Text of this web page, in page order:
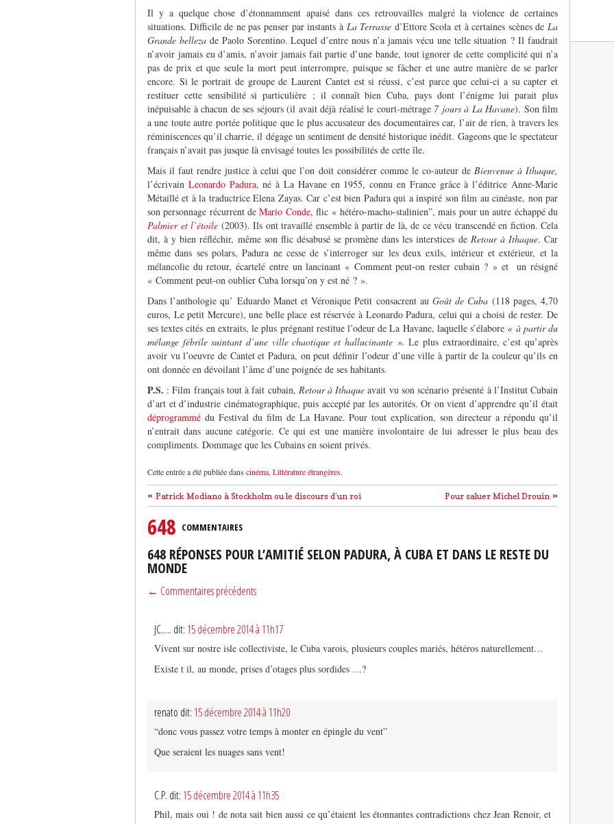
Il y a quelque chose d’étonnamment apaisé dans ces retrouvailles malgré la violence de certaines
situations. Difficile de ne pas penser par instants à La Terrasse d’Ettore Scola et à certaines scènes deLa
Grande bellezade Paolo Sorentino. Lequel d’entre nous n’a jamais vécu une telle situation ? Il faudrait
n’avoir jamais eu d’amis, n’avoir jamais fait partie d’une bande, tout ignorer de cette complicité qui n’a
pas de prix et que seule la mort peut interrompre, puisque se fâcher et une autre manière de se parler
encore. Si le portrait de groupe de Laurent Cantet est si réussi, c’est parce que celui-ci a su capter et
restituer cette sensibilité si particulière ; il connaît bien Cuba, pays dont l’énigme lui parait plus
inépuisable à chacun de ses séjours (il avait déjà réalisé le court-métrage7 jours à La Havane). Son film
a une toute autre portée politique que le plus accusateur des documentaires car, l’air de rien, à travers les
réminiscences qu’il charrie, il dégage un sentiment de densité historique inédit. Gageons que le spectateur
français n’avait pas jusque là envisagé toutes les possibilités de cette île.
Mais il faut rendre justice à celui que l’on doit considérer comme le co-auteur de Bienvenue à Ithaque,
l’écrivain Leonardo Padura, né à La Havane en 1955, connu en France grâce à l’éditrice Anne-Marie
Métaillé et à la traductrice Elena Zayas. Car c’est bien Padura qui a inspiré son film au cinéaste, non par
son personnage récurrent deMario Conde, flic « hétéro-macho-stalinien”, mais pour un autre échappé du
Palmier et l’étoile (2003). Ils ont travaillé ensemble à partir de là, de ce vécu transcendé en fiction. Cela
dit, à y bien réfléchir, même son flic désabusé se promène dans les interstices de Retour à Ithaque. Car
même dans ses polars, Padura ne cesse de s’interroger sur les deux exils, intérieur et extérieur, et la
mélancolie du retour, écartelé entre un lancinant « Comment peut-on rester cubain ? » et un résigné
« Comment peut-on oublier Cuba lorsqu’on y est né ? ».
Dans l’anthologie qu’ Eduardo Manet et Véronique Petit consacrent au Goût de Cuba (118 pages, 4,70
euros, Le petit Mercure), une belle place est réservée à Leonardo Padura, celui qui a choisi de rester. De
ses textes cités en extraits, le plus prégnant restitue l’odeur de La Havane, laquelle s’élabore « à partir du
mélange fébrile suintant d’une ville chaotique et hallucinante ».Le plus extraordinaire, c’est qu’après
avoir vu l’oeuvre de Cantet et Padura, on peut définir l’odeur d’une ville à partir de la couleur qu’ils en
ont donnée en dévoilant l’âme d’une poignée de ses habitants.
P.S. : Film français tout à fait cubain, Retour à Ithaque avait vu son scénario présenté à l’Institut Cubain
d’art et d’industrie cinématographique, puis accepté par les autorités. Or on vient d’apprendre qu’il était
déprogrammé du Festival du film de La Havane. Pour tout explication, son directeur a répondu qu’il
n’entrait dans aucune catégorie. Ce qui est une manière involontaire de lui adresser le plus beau des
compliments. Dommage que les Cubains en soient privés.
Cette entrée a été publiée dans cinéma, Littérature étrangères.
Pour saluer Michel Drouin »
« Patrick Modiano à Stockholm ou le discours d’un roi
648 COMMENTAIRES
648 RÉPONSES POUR L’AMITIÉ SELON PADURA, À CUBA ET DANS LE RESTE DU
MONDE
← Commentaires précédents
JC..... dit: 15 décembre 2014 à 11h17
Vivent sur nostre isle collectiviste, le Cuba varois, plusieurs couples mariés, hétéros naturellement…
Existe t il, au monde, prises d’otages plus sordides …?
renato dit: 15 décembre 2014 à 11h20
“donc vous passez votre temps à monter en épingle du vent”
Que seraient les nuages sans vent!
C.P. dit: 15 décembre 2014 à 11h35
Phil, mais oui ! de nota sait bien aussi ce qu’étaient les étonnantes contradictions chez Jean Renoir, et